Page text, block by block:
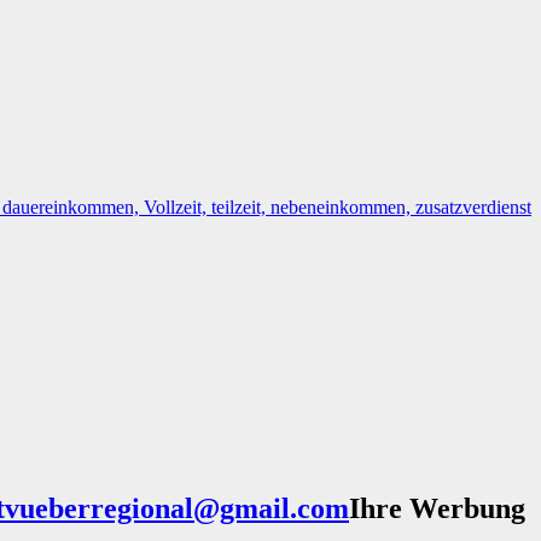
Ihre Werbung